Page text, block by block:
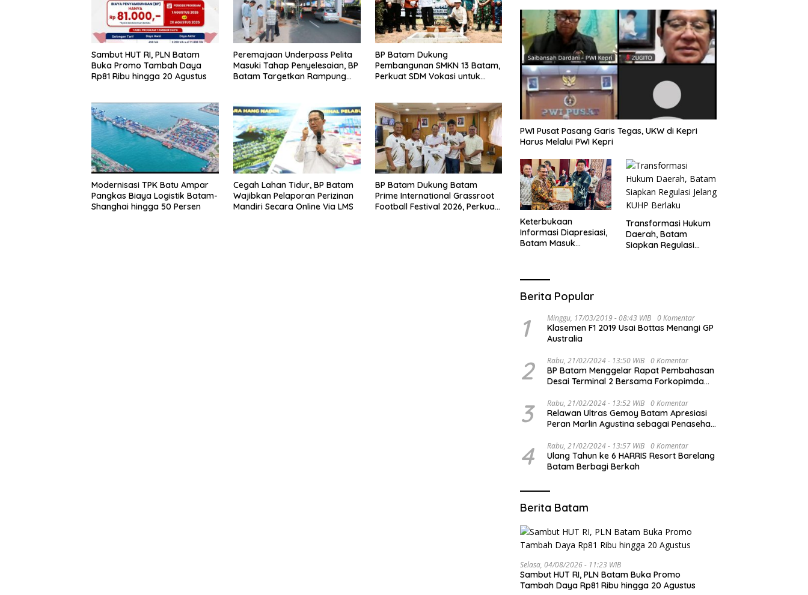
Sambut HUT RI, PLN Batam
Buka Promo Tambah Daya
Rp81 Ribu hingga 20 Agustus
Peremajaan Underpass Pelita
Masuki Tahap Penyelesaian, BP
Batam Targetkan Rampung
BP Batam Dukung
Pembangunan SMKN 13 Batam,
Perkuat SDM Vokasi untuk
Modernisasi TPK Batu Ampar
Pangkas Biaya Logistik Batam-
Shanghai hingga 50 Persen
Cegah Lahan Tidur, BP Batam
Wajibkan Pelaporan Perizinan
Mandiri Secara Online Via LMS
BP Batam Dukung Batam
Prime International Grassroot
Football Festival 2026, Perkuat
PWI Pusat Pasang Garis Tegas, UKW di Kepri
Harus Melalui PWI Kepri
Keterbukaan
Informasi Diapresiasi,
Batam Masuk
Transformasi Hukum
Daerah, Batam
Siapkan Regulasi
Berita Popular
1 Minggu, 17/03/2019 - 08:43 WIB 0 Komentar
Klasemen F1 2019 Usai Bottas Menangi GP
Australia
2 Rabu, 21/02/2024 - 13:50 WIB 0 Komentar
BP Batam Menggelar Rapat Pembahasan
Desai Terminal 2 Bersama Forkopimda
3 Rabu, 21/02/2024 - 13:52 WIB 0 Komentar
Relawan Ultras Gemoy Batam Apresiasi
Peran Marlin Agustina sebagai Penasehat
4 Rabu, 21/02/2024 - 13:57 WIB 0 Komentar
Ulang Tahun ke 6 HARRIS Resort Barelang
Batam Berbagi Berkah
Berita Batam
Selasa, 04/08/2026 - 11:23 WIB
Sambut HUT RI, PLN Batam Buka Promo
Tambah Daya Rp81 Ribu hingga 20 Agustus